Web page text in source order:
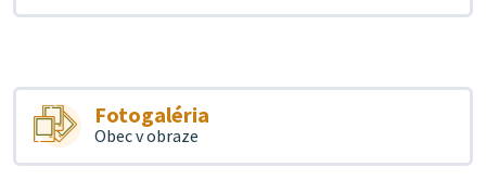
Fotogaléria
Obec v obraze